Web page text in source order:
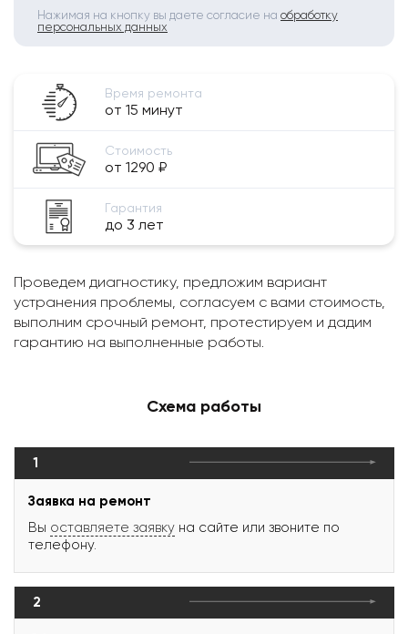
Нажимая на кнопку вы даете согласие на обработку
персональных данных
Время ремонта
от 15 минут
Стоимость
от 1290 ₽
Гарантия
до 3 лет
Проведем диагностику, предложим вариант
устранения проблемы, согласуем с вами стоимость,
выполним срочный ремонт, протестируем и дадим
гарантию на выполненные работы.
Схема работы
1
Заявка на ремонт
Вы оставляете заявку на сайте или звоните по
телефону.
2